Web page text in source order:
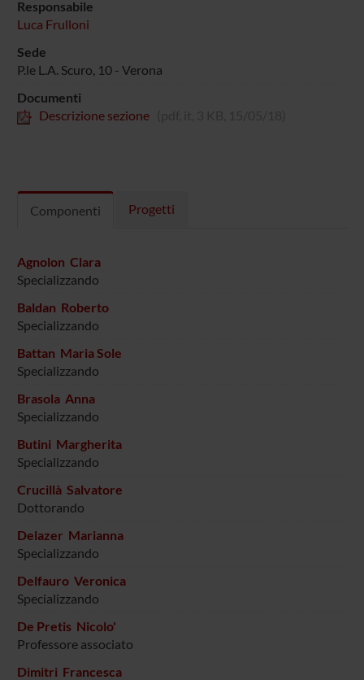
Responsabile
Luca Frulloni
Sede
P.le L.A. Scuro, 10 - Verona
Documenti
Descrizione sezione
Componenti Progetti
Agnolon Clara
Specializzando
Baldan Roberto
Specializzando
Battan Maria Sole
Specializzando
Brasola Anna
Specializzando
Butini Margherita
Specializzando
Crucillà Salvatore
Dottorando
Delazer Marianna
Specializzando
Delfauro Veronica
Specializzando
De Pretis Nicolo'
Professore associato
Dimitri Francesca